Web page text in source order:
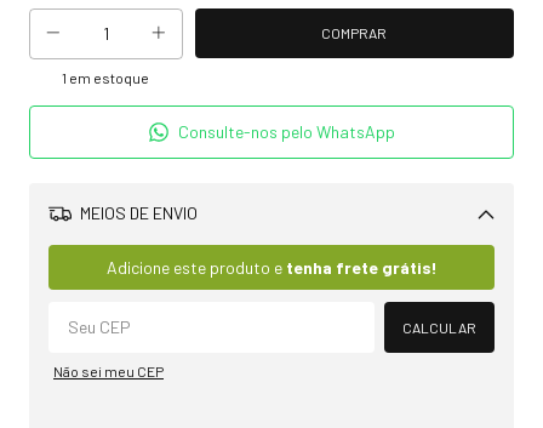
1 em estoque
Consulte-nos pelo WhatsApp
MEIOS DE ENVIO
Adicione este produto e tenha frete grátis!
CALCULAR
Não sei meu CEP